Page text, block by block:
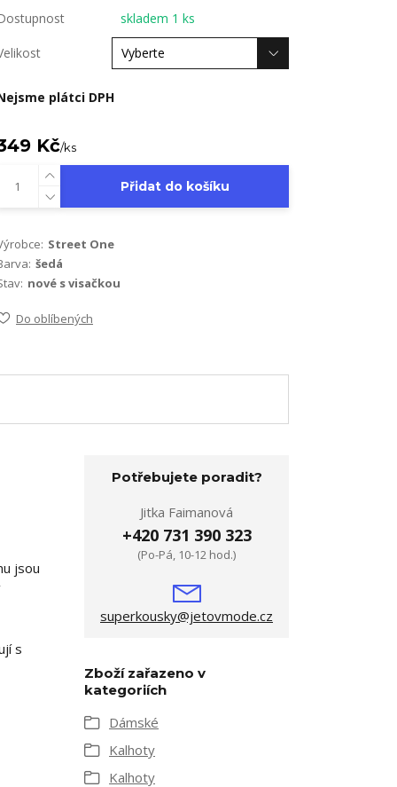
skladem 1 ks
plátci DPH
Kč/ks
Přidat do košíku
Street One
šedá
nové s visačkou
Do oblíbených
jsou
s
Potřebujete poradit?
Jitka Faimanová
+420 731 390 323
(Po-Pá, 10-12 hod.)
superkousky@jetovmode.cz
Zboží zařazeno v
kategoriích
Dámské
Kalhoty
Kalhoty